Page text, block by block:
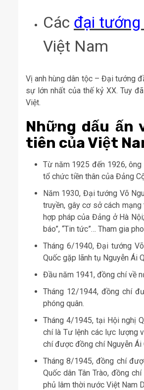
Các đại tướng
Việt Nam
Vị anh hùng dân tộc – Đại tướng
sự lớn nhất của thế kỷ XX. Tuy
Việt.
Những dấu ấn
tiên của Việt
Từ năm 1925 đến 1926,
tổ chức tiền thân của Đảng
Năm 1930, Đại tướng Võ
truyền, gây cơ sở cách
hợp pháp của Đảng ở Hà
báo”, “Tin tức”… Tham gia
Tháng 6/1940, Đại tướng
Quốc gặp lãnh tụ Nguyễn Ái
Đầu năm 1941, đồng chí về
Tháng 12/1944, đồng chí
phóng quân.
Tháng 4/1945, tại Hội nghị
chí là Tư lệnh các lực lượng
chí được đồng chí Nguyễn Ái
Tháng 8/1945, đồng chí
Quốc dân Tân Trào, đồng
phủ lâm thời nước Việt Nam